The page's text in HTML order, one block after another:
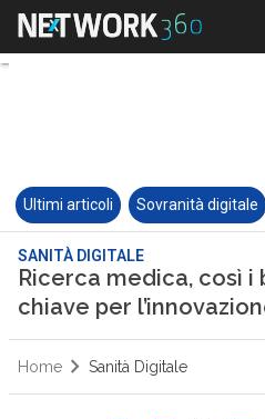
Ultimi articoli Sovranità digitale
SANITÀ DIGITALE
Ricerca medica, così i
chiave per
Home Sanità Digitale